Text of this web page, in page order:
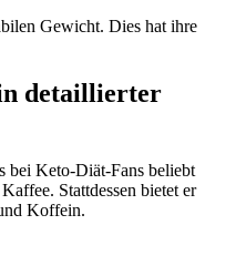
Gewicht. Dies hat ihre
detaillierter
bei Keto-Diät-Fans beliebt
Stattdessen bietet er
Koffein.